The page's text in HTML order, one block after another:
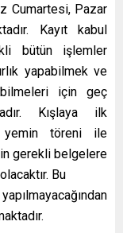
Cumartesi, Pazar
Kayıt kabul
bütün işlemler
yapabilmek ve
için geç
Kışlaya ilk
yemin töreni ile
gerekli belgelere
Bu